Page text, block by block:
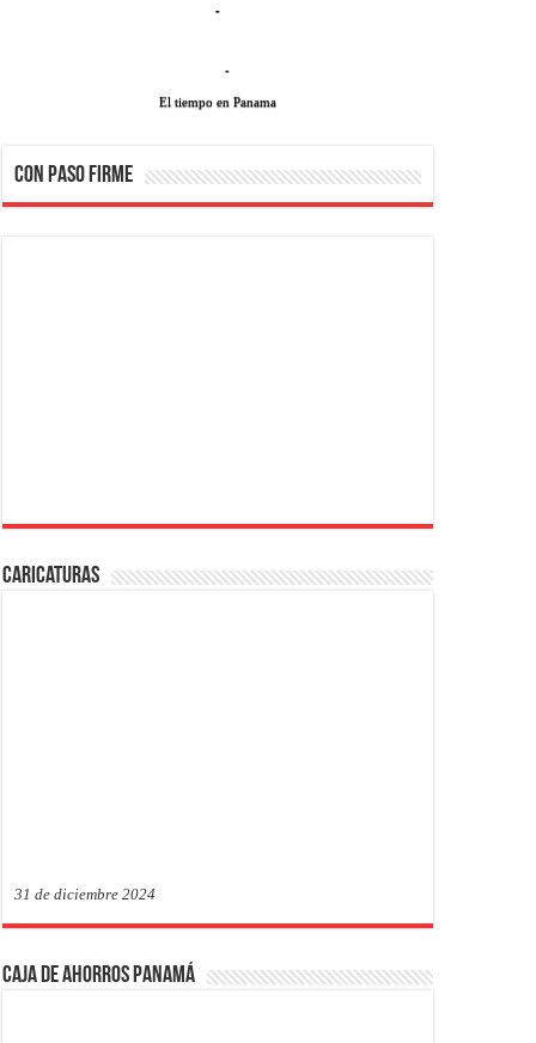
-
-
El tiempo en Panama
CON PASO FIRME
Caricaturas
31 de diciembre 2024
Caja de Ahorros Panamá